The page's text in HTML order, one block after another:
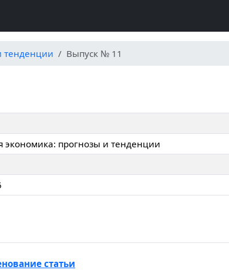
тенденции Выпуск № 11
экономика: прогнозы и тенденции
статьи